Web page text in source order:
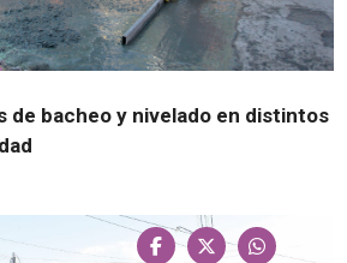
de bacheo y nivelado en distintos